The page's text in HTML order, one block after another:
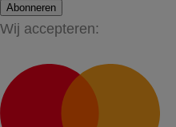
Abonneren
Wij accepteren: